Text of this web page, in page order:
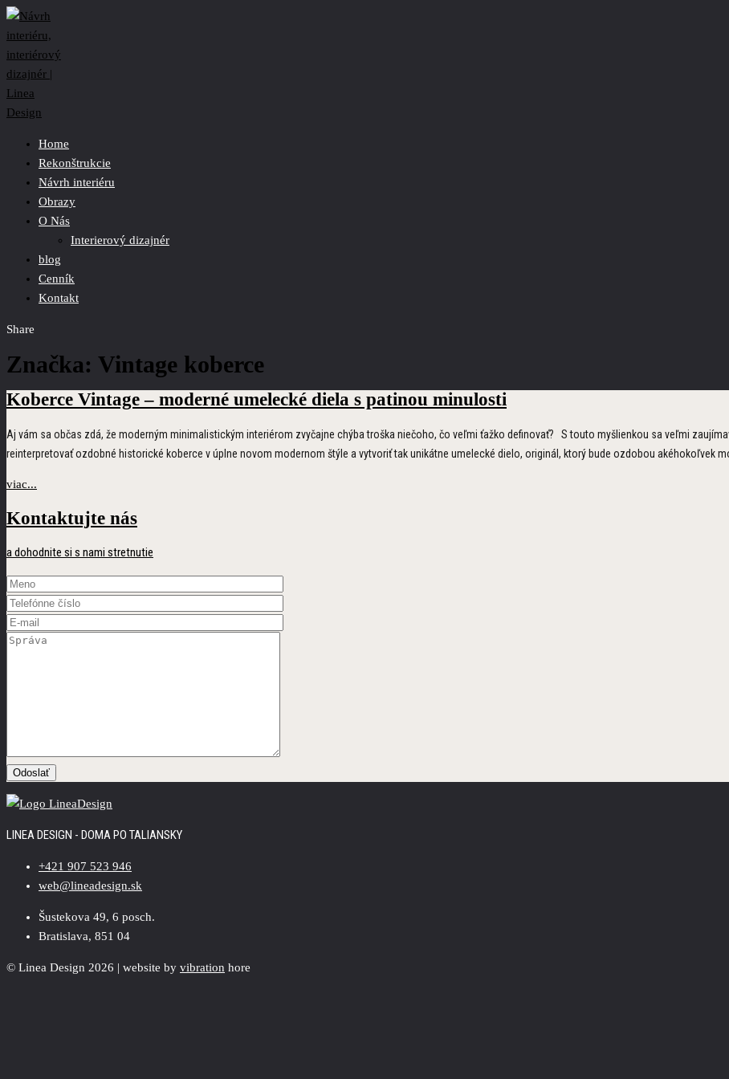
Home
Rekonštrukcie
Návrh interiéru
Obrazy
O Nás
Interierový dizajnér
blog
Cenník
Kontakt
Share
Značka: Vintage koberce
Koberce Vintage – moderné umelecké diela s patinou minulosti
Aj vám sa občas zdá, že moderným minimalistickým interiérom zvyčajne chýba troška niečoho, čo veľmi ťažko definovať? S touto myšlienkou sa veľmi
reinterpretovať ozdobné historické koberce v úplne novom modernom štýle a vytvoriť tak unikátne umelecké dielo, originál, ktorý bude ozdobou akéhokoľvek
viac...
Kontaktujte nás
a dohodnite si s nami stretnutie
LINEA DESIGN - DOMA PO TALIANSKY
+421 907 523 946
web@lineadesign.sk
Šustekova 49, 6 posch.
Bratislava, 851 04
© Linea Design 2026 | website by vibration hore